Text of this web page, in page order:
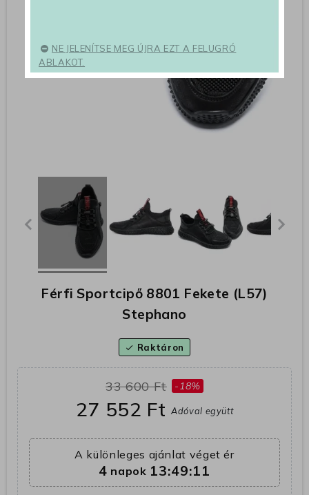
Férfi Sportcipő 8801 Fekete (L57)
Stephano
check Raktáron
33 600 Ft -18%
27 552 FtAdóval együtt
A különleges ajánlat véget ér
4 napok 13:49:11
NE JELENÍTSE MEG ÚJRA EZT A FELUGRÓ
ABLAKOT.